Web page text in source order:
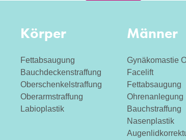
Körper
Fettabsaugung
Bauchdeckenstraffung
Oberschenkelstraffung
Oberarmstraffung
Labioplastik
Männer
Gynäkomastie
Facelift
Fettabsaugung
Ohrenanlegung
Bauchstraffung
Nasenplastik